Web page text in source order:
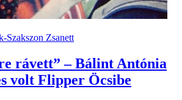
Szakszon Zsanett
rávett” – Bálint Antónia
volt Flipper Öcsibe